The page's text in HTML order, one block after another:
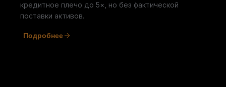
кредитное плечо до 5×, но без фактической
поставки активов.
Подробнее